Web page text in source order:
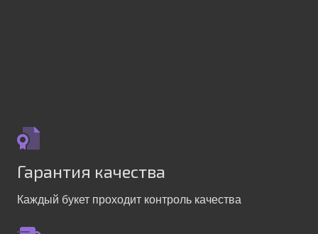
Гарантия качества
Каждый букет проходит контроль качества